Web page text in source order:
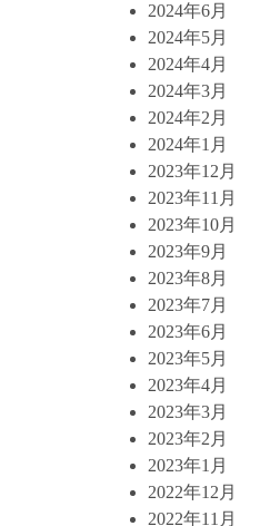
2024年6月
2024年5月
2024年4月
2024年3月
2024年2月
2024年1月
2023年12月
2023年11月
2023年10月
2023年9月
2023年8月
2023年7月
2023年6月
2023年5月
2023年4月
2023年3月
2023年2月
2023年1月
2022年12月
2022年11月